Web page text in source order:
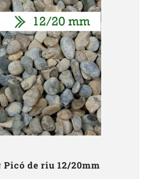
Picó de riu 12/20mm